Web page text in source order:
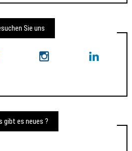
Sie uns
gibt es neues ?